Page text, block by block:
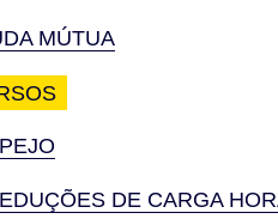
MÚTUA
DE CARGA